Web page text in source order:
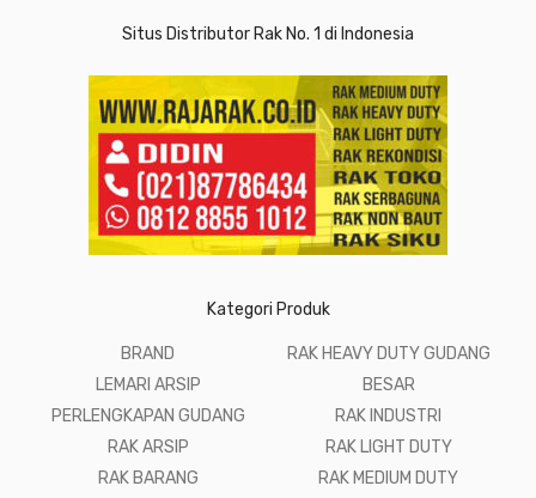
Situs Distributor Rak No. 1 di Indonesia
Kategori Produk
BRAND
LEMARI ARSIP
PERLENGKAPAN GUDANG
RAK ARSIP
RAK BARANG
RAK HEAVY DUTY GUDANG
BESAR
RAK INDUSTRI
RAK LIGHT DUTY
RAK MEDIUM DUTY